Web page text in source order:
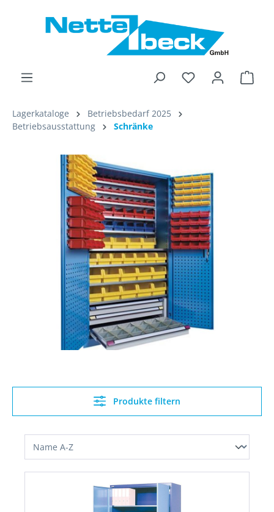
Lagerkataloge
Betriebsbedarf 2025
Betriebsausstattung
Schränke
Produkte filtern